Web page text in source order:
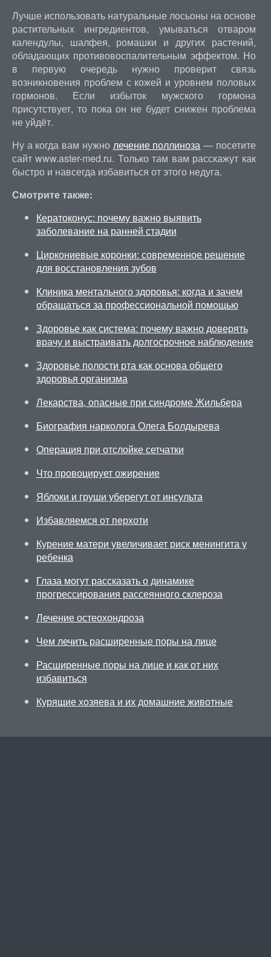
Лучше использовать натуральные лосьоны на основе
растительных ингредиентов, умываться отваром
календулы, шалфея, ромашки и других растений,
обладающих противовоспалительным эффектом. Но
в первую очередь нужно проверит связь
возникновения проблем с кожей и уровнем половых
гормонов. Если избыток мужского гормона
присутствует, то пока он не будет снижен проблема
не уйдёт.
Ну а когда вам нужно лечение поллиноза — посетите
сайт www.aster-med.ru. Только там вам расскажут как
быстро и навсегда избавиться от этого недуга.
Смотрите также:
Кератоконус: почему важно выявить
заболевание на ранней стадии
Циркониевые коронки: современное решение
для восстановления зубов
Клиника ментального здоровья: когда и зачем
обращаться за профессиональной помощью
Здоровье как система: почему важно доверять
врачу и выстраивать долгосрочное наблюдение
Здоровье полости рта как основа общего
здоровья организма
Лекарства, опасные при синдроме Жильбера
Биография нарколога Олега Болдырева
Операция при отслойке сетчатки
Что провоцирует ожирение
Яблоки и груши уберегут от инсульта
Избавляемся от перхоти
Курение матери увеличивает риск менингита у
ребенка
Глаза могут рассказать о динамике
прогрессирования рассеянного склероза
Лечение остеохондроза
Чем лечить расширенные поры на лице
Расширенные поры на лице и как от них
избавиться
Курящие хозяева и их домашние животные